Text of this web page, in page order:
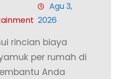
Agu 3,
2026
rincian biaya
per rumah di
Anda